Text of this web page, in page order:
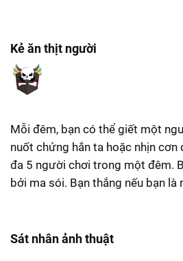
Kẻ ăn thịt người
Mỗi đêm, bạn có thể giết một
nuốt chửng hắn ta hoặc nhịn cơn
đa 5 người chơi trong một đêm.
bởi ma sói. Bạn thắng nếu bạn
Sát nhân ảnh thuật